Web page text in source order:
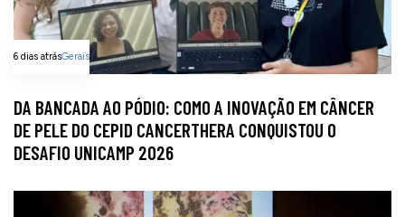
6 dias atrásGerais
DA BANCADA AO PÓDIO: COMO A INOVAÇÃO EM CÂNCER
DE PELE DO CEPID CANCERTHERA CONQUISTOU O
DESAFIO UNICAMP 2026